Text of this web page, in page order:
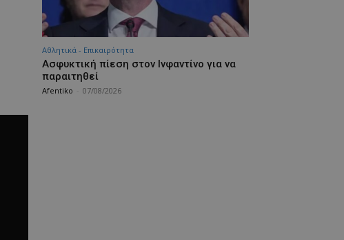
Αθλητικά - Επικαιρότητα
Ασφυκτική πίεση στον Ινφαντίνο για να
παραιτηθεί
Afentiko 07/08/2026